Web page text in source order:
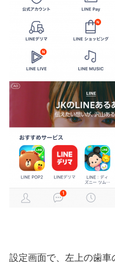
設定画面で、左上の歯車